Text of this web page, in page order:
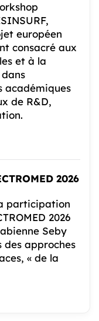
européen
consacré aux
et à la
académiques
de R&D,
2026
participation
2026
Seby
des approches
« de la